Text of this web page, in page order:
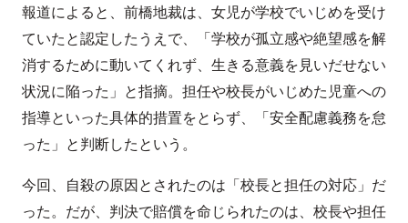
報道によると、前橋地裁は、女児が学校でいじめを受け
ていたと認定したうえで、「学校が孤立感や絶望感を解
消するために動いてくれず、生きる意義を見いだせない
状況に陥った」と指摘。担任や校長がいじめた児童への
指導といった具体的措置をとらず、「安全配慮義務を怠
った」と判断したという。
今回、自殺の原因とされたのは「校長と担任の対応」だ
った。だが、判決で賠償を命じられたのは、校長や担任